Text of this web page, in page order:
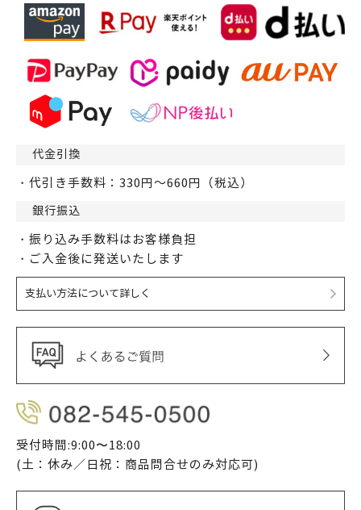
代金引換
・代引き手数料：330円～660円（税込）
銀行振込
・振り込み手数料はお客様負担
・ご入金後に発送いたします
支払い方法について詳しく
受付時間:9:00〜18:00
(土：休み／日祝：商品問合せのみ対応可)